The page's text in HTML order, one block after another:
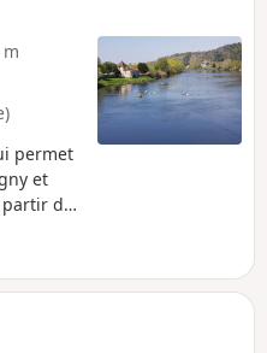
permet
et
partir du
La
du